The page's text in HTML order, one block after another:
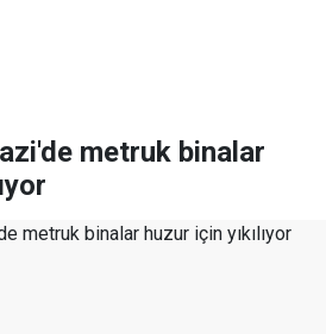
metruk binalar